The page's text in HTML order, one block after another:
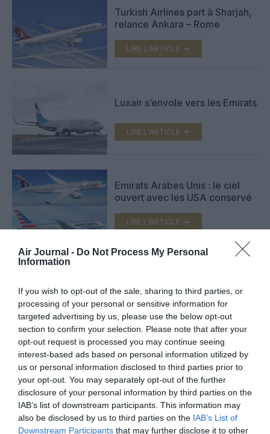
Air Journal - Do Not Process My Personal
Information
If you wish to opt-out of the sale, sharing to third parties, or
processing of your personal or sensitive information for
targeted advertising by us, please use the below opt-out
section to confirm your selection. Please note that after your
opt-out request is processed you may continue seeing
interest-based ads based on personal information utilized by
us or personal information disclosed to third parties prior to
your opt-out. You may separately opt-out of the further
disclosure of your personal information by third parties on the
IAB’s list of downstream participants. This information may
also be disclosed by us to third parties on the IAB’s List of
Downstream Participants that may further disclose it to other
Turkish Airlines part à Sharjah,
relance Ankara – Rome
LIRE L'ARTICLE
Luxair s’envole vers les Emirats
LIRE L'ARTICLE
Emirats Arabes Unis : le ciel
ouvert avec les USA conservé
LIRE L'ARTICLE
Moscou
LIRE L'ARTICLE
VOIR PLUS D'ARTICLES
FAIRE UN DON